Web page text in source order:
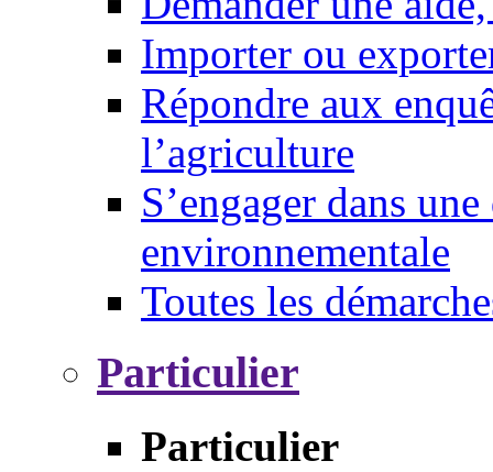
Importer ou
Répondre aux
l’agriculture
S’engager dans
environnementale
Toutes les
Particulier
Particulier